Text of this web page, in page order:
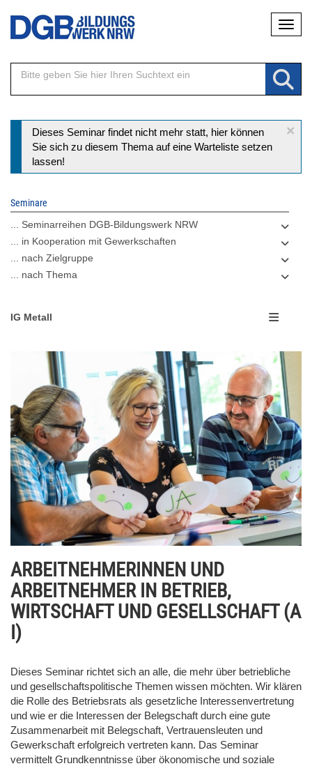
Direkt
Inhalt
×
Statusmeldung
Dieses Seminar findet nicht mehr statt, hier können
Sie sich zu diesem Thema auf eine Warteliste setzen
lassen!
Seminare
... Seminarreihen DGB-Bildungswerk NRW
... in Kooperation mit Gewerkschaften
... nach Zielgruppe
... nach Thema
IG Metall
ARBEITNEHMERINNEN UND
ARBEITNEHMER IN BETRIEB,
WIRTSCHAFT UND GESELLSCHAFT (A
I)
Dieses Seminar richtet sich an alle, die mehr über betriebliche
und gesellschaftspolitische Themen wissen möchten. Wir klären
die Rolle des Betriebsrats als gesetzliche Interessenvertretung
und wie er die Interessen der Belegschaft durch eine gute
Zusammenarbeit mit Belegschaft, Vertrauensleuten und
Gewerkschaft erfolgreich vertreten kann. Das Seminar
vermittelt Grundkenntnisse über ökonomische und soziale